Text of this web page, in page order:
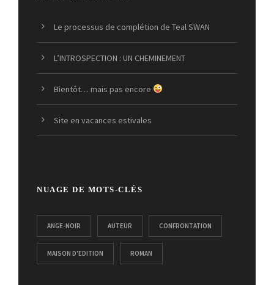
Le processus de complétion de Teal SWAN
L’INTROSPECTION : UN CHEMINEMENT
Bientôt… mais pas encore
Site en vacances estivales
NUAGE DE MOTS-CLÉS
ANGE-NOIR AUTEUR CONFRONTATION
MAISON D'EDITION ROMAN